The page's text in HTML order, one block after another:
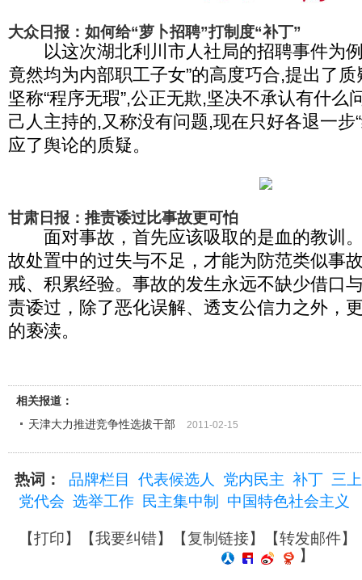
大众日报：如何给“萝卜招聘”打制度“补丁”
以这次湖北利川市人社局的招聘事件为例
竟然均为内部职工子女”的高度巧合,提出了
坚称“程序无瑕”,公正无欺,坚决不承认有什么
己人主持的,又称没有问题,现在只好各退一步
应了舆论的质疑。
甘肃日报：推责诿过比事故更可怕
面对事故，首先应该吸取的是血的教训
故处置中的过失与不足，才能为防范类似事
戒、积累经验。事故的发生永远不缺少借口
责诿过，除了恶化误解、透支公信力之外，
的亵渎。
相关报道：
天津大力推进竞争性选拔干部
2011-02-15
热词： 品牌栏目 代表候选人 党内民主 补丁 三
党代会 选举工作 民主集中制 中国特色社会主义
【打印】【我要纠错】【复制链接】【转发邮件】
】